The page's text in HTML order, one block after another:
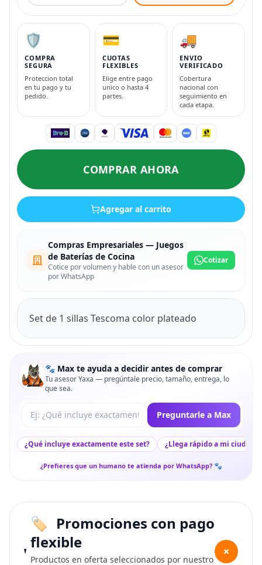
🛡️
COMPRA
SEGURA
Proteccion total
en tu pago y tu
pedido.
💳
CUOTAS
FLEXIBLES
Elige entre pago
unico o hasta 4
partes.
🚚
ENVIO
VERIFICADO
Cobertura
nacional con
seguimiento en
cada etapa.
COMPRAR AHORA
Agregar al carrito
Compras Empresariales — Juegos
de Baterías de Cocina
Cotice por volumen y hable con un asesor
por WhatsApp
Cotizar
Set de 1 sillas Tescoma color plateado
🐾 Max te ayuda a decidir antes de comprar
Tu asesor Yaxa — pregúntale precio, tamaño, entrega, lo
que sea.
Tu pregunta a Max Preguntarle a Max
¿Qué incluye exactamente este set? ¿Llega rápido a mi ciudad?
¿Prefieres que un humano te atienda por WhatsApp? 🐾
Promociones con pago
flexible
Productos en oferta seleccionados por nuestro
+